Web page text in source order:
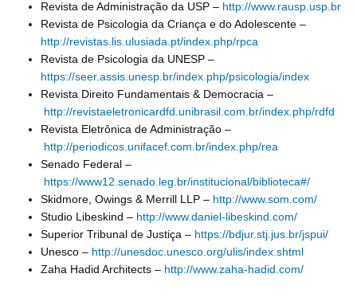
Revista de Administração da USP – http://www.rausp.usp.br
Revista de Psicologia da Criança e do Adolescente –
http://revistas.lis.ulusiada.pt/index.php/rpca
Revista de Psicologia da UNESP –
https://seer.assis.unesp.br/index.php/psicologia/index
Revista Direito Fundamentais & Democracia –
http://revistaeletronicardfd.unibrasil.com.br/index.php/rdfd
Revista Eletrônica de Administração –
http://periodicos.unifacef.com.br/index.php/rea
Senado Federal –
https://www12.senado.leg.br/institucional/biblioteca#/
Skidmore, Owings & Merrill LLP – http://www.som.com/
Studio Libeskind – http://www.daniel-libeskind.com/
Superior Tribunal de Justiça – https://bdjur.stj.jus.br/jspui/
Unesco – http://unesdoc.unesco.org/ulis/index.shtml
Zaha Hadid Architects – http://www.zaha-hadid.com/